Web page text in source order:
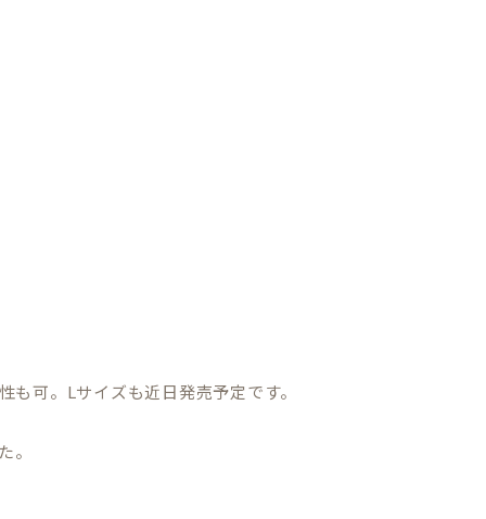
可。Lサイズも近日発売予定です。
。